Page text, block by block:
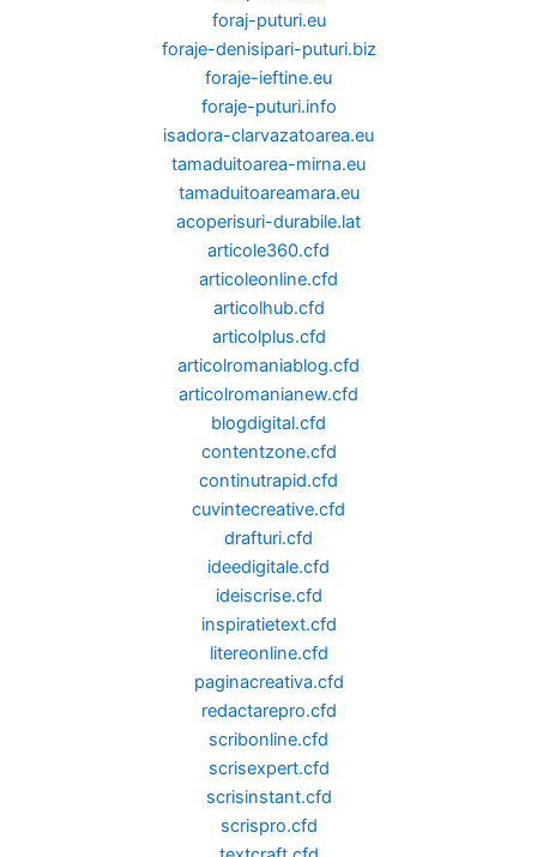
foraj-puturi.eu
foraje-denisipari-puturi.biz
foraje-ieftine.eu
foraje-puturi.info
isadora-clarvazatoarea.eu
tamaduitoarea-mirna.eu
tamaduitoareamara.eu
acoperisuri-durabile.lat
articole360.cfd
articoleonline.cfd
articolhub.cfd
articolplus.cfd
articolromaniablog.cfd
articolromanianew.cfd
blogdigital.cfd
contentzone.cfd
continutrapid.cfd
cuvintecreative.cfd
drafturi.cfd
ideedigitale.cfd
ideiscrise.cfd
inspiratietext.cfd
litereonline.cfd
paginacreativa.cfd
redactarepro.cfd
scribonline.cfd
scrisexpert.cfd
scrisinstant.cfd
scrispro.cfd